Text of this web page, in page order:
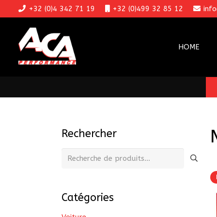
+32 (0)4 342 71 19 +32 (0)499 32 85 12
HOME
Rechercher
Recherche
Catégories